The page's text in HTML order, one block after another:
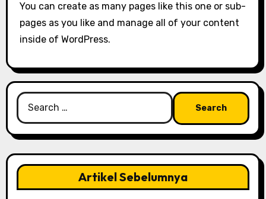
You can create as many pages like this one or sub-
pages as you like and manage all of your content
inside of WordPress.
Search
for:
Artikel Sebelumnya